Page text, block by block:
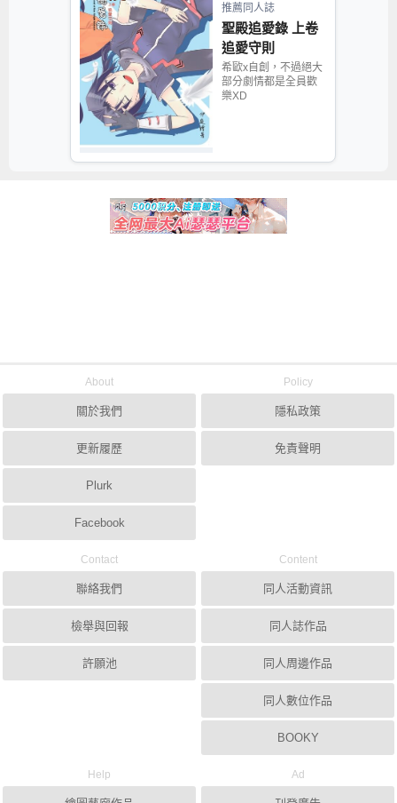
推薦同人誌
聖殿追愛錄 上卷
追愛守則
希歐x自創，不過絕大
部分劇情都是全員歡
樂XD
About
關於我們
更新履歷
Plurk
Facebook
Policy
隱私政策
免責聲明
Contact
聯絡我們
檢舉與回報
許願池
Content
同人活動資訊
同人誌作品
同人周邊作品
同人數位作品
BOOKY
Help Ad